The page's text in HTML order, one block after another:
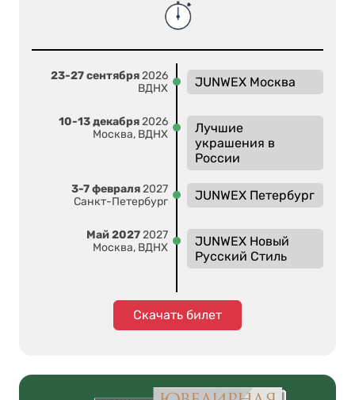
23-27 сентября2026
ВДНХ
JUNWEX Москва
10-13 декабря2026
Москва, ВДНХ
Лучшие
украшения в
России
3-7 февраля2027
Санкт-Петербург
JUNWEX Петербург
Май 20272027
Москва, ВДНХ
JUNWEX Новый
Русский Стиль
Скачать билет